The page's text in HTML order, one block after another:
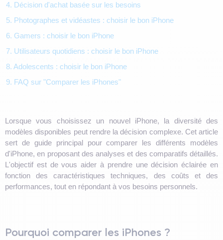
4. Décision d'achat basée sur les besoins
5. Photographes et vidéastes : choisir le bon iPhone
6. Gamers : choisir le bon iPhone
7. Utilisateurs quotidiens : choisir le bon iPhone
8. Adolescents : choisir le bon iPhone
9. FAQ sur "Comparer les iPhones"
Lorsque vous choisissez un nouvel iPhone, la diversité des
modèles disponibles peut rendre la décision complexe. Cet article
sert de guide principal pour comparer les différents modèles
d'iPhone, en proposant des analyses et des comparatifs détaillés.
L'objectif est de vous aider à prendre une décision éclairée en
fonction des caractéristiques techniques, des coûts et des
performances, tout en répondant à vos besoins personnels.
Pourquoi comparer les iPhones ?